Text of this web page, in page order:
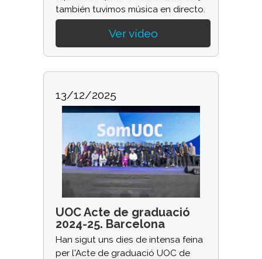
también tuvimos música en directo.
Ver vídeo
13/12/2025
UOC Acte de graduació
2024-25. Barcelona
Han sigut uns dies de intensa feina
per l'Acte de graduació UOC de